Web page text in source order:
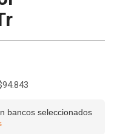
bancos seleccionados